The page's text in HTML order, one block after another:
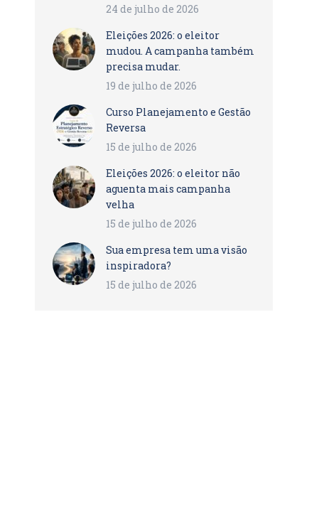
24 de julho de 2026
Eleições 2026: o eleitor
mudou. A campanha também
precisa mudar.
19 de julho de 2026
Curso Planejamento e Gestão
Reversa
15 de julho de 2026
Eleições 2026: o eleitor não
aguenta mais campanha
velha
15 de julho de 2026
Sua empresa tem uma visão
inspiradora?
15 de julho de 2026